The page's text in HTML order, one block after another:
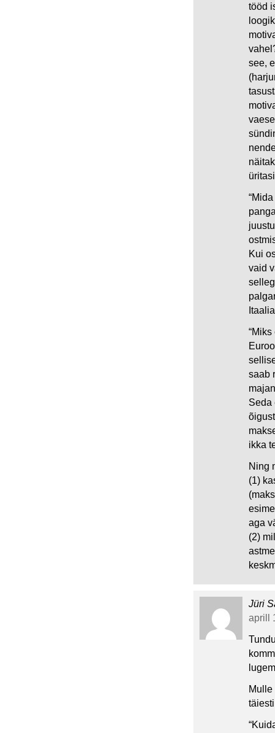
tööd
see,
Kui
vaid
saab
Seda
ikka
Ning
(1)
aga
(2)
Jüri
aprill
Mulle